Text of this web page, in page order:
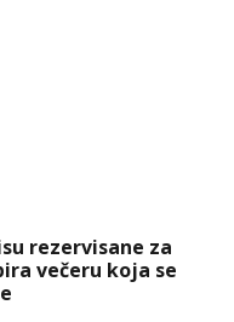
rezervisane za
večeru koja se